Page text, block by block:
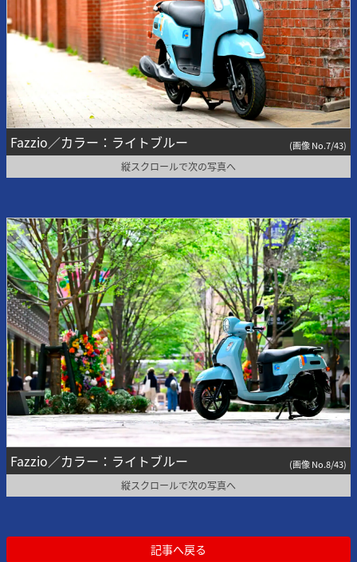
Fazzio／カラー：ライトブルー (画像 No.7/43)
縦スクロールで次の写真へ
Fazzio／カラー：ライトブルー (画像 No.8/43)
縦スクロールで次の写真へ
記事へ戻る